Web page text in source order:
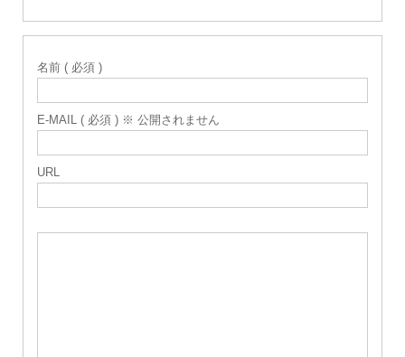
名前 ( 必須 )
E-MAIL ( 必須 ) ※ 公開されません
URL